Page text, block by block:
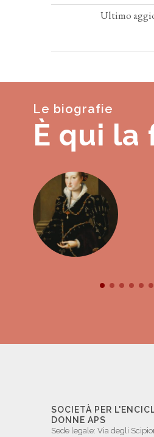
Ultimo
Le biografie
È qui la
SOCIETÀ PER
DONNE APS
Sede legale: Via degli